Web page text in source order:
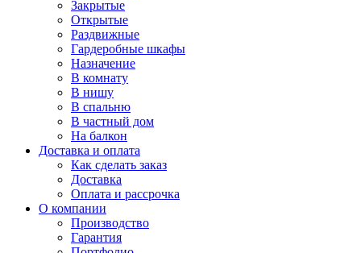
Закрытые
Открытые
Раздвижные
Гардеробные шкафы
Назначение
В комнату
В нишу
В спальню
В частный дом
На балкон
Доставка и оплата
Как сделать заказ
Доставка
Оплата и рассрочка
О компании
Производство
Гарантия